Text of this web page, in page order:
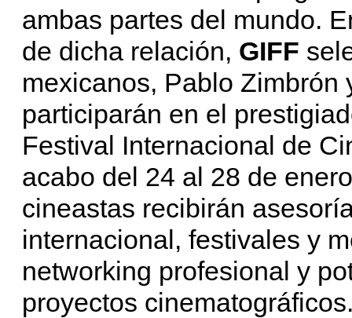
ambas partes del mundo.
de dicha relación, GIFF
mexicanos, Pablo
participarán en el
Festival Internacional de
acabo del 24 al 28 de
cineastas recibirán
internacional, festivales y
networking profesional y
proyectos